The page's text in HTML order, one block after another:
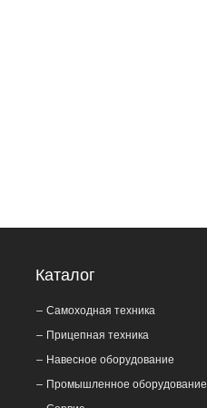
Каталог
Самоходная техника
Прицепная техника
Навесное оборудование
Промышленное оборудование